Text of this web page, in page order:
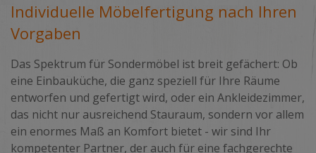
Individuelle Möbelfertigung nach Ihren
Vorgaben
Das Spektrum für Sondermöbel ist breit gefächert: Ob
eine Einbauküche, die ganz speziell für Ihre Räume
entworfen und gefertigt wird, oder ein Ankleidezimmer,
das nicht nur ausreichend Stauraum, sondern vor allem
ein enormes Maß an Komfort bietet - wir sind Ihr
kompetenter Partner, der auch für eine fachgerechte